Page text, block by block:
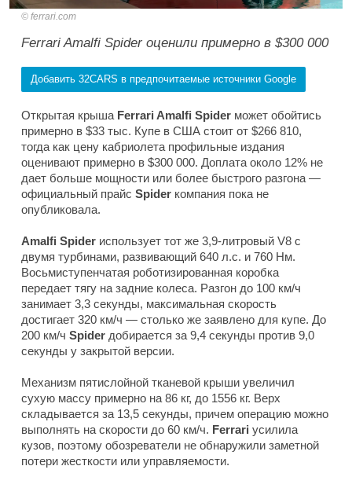
ferrari.com
Ferrari Amalfi Spider оценили примерно в $300 000
Добавить 32CARS в предпочитаемые источники Google
Открытая крыша Ferrari Amalfi Spider может обойтись
примерно в $33 тыс. Купе в США стоит от $266 810,
тогда как цену кабриолета профильные издания
оценивают примерно в $300 000. Доплата около 12% не
дает больше мощности или более быстрого разгона —
официальный прайс Spider компания пока не
опубликовала.
Amalfi Spider использует тот же 3,9-литровый V8 с
двумя турбинами, развивающий 640 л.с. и 760 Нм.
Восьмиступенчатая роботизированная коробка
передает тягу на задние колеса. Разгон до 100 км/ч
занимает 3,3 секунды, максимальная скорость
достигает 320 км/ч — столько же заявлено для купе. До
200 км/ч Spider добирается за 9,4 секунды против 9,0
секунды у закрытой версии.
Механизм пятислойной тканевой крыши увеличил
сухую массу примерно на 86 кг, до 1556 кг. Верх
складывается за 13,5 секунды, причем операцию можно
выполнять на скорости до 60 км/ч. Ferrari усилила
кузов, поэтому обозреватели не обнаружили заметной
потери жесткости или управляемости.